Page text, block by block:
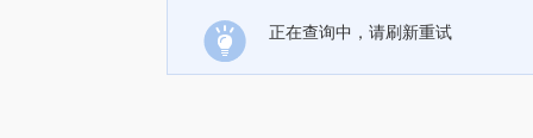
正在查询中，请刷新重试